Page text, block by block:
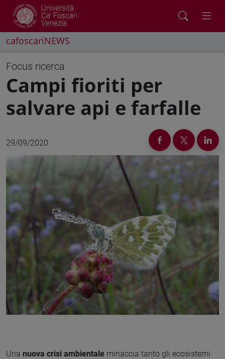
Università
Ca' Foscari
Venezia
cafoscariNEWS
Focus ricerca
Campi fioriti per
salvare api e farfalle
29/09/2020
Una nuova crisi ambientale minaccia tanto gli ecosistemi